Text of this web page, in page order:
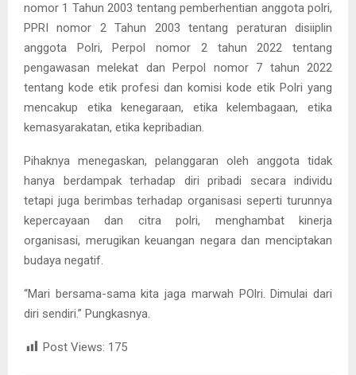
nomor 1 Tahun 2003 tentang pemberhentian anggota polri,
PPRI nomor 2 Tahun 2003 tentang peraturan disiiplin
anggota Polri, Perpol nomor 2 tahun 2022 tentang
pengawasan melekat dan Perpol nomor 7 tahun 2022
tentang kode etik profesi dan komisi kode etik Polri yang
mencakup etika kenegaraan, etika kelembagaan, etika
kemasyarakatan, etika kepribadian.
Pihaknya menegaskan, pelanggaran oleh anggota tidak
hanya berdampak terhadap diri pribadi secara individu
tetapi juga berimbas terhadap organisasi seperti turunnya
kepercayaan dan citra polri, menghambat kinerja
organisasi, merugikan keuangan negara dan menciptakan
budaya negatif.
“Mari bersama-sama kita jaga marwah POlri. Dimulai dari
diri sendiri.” Pungkasnya.
Post Views: 175